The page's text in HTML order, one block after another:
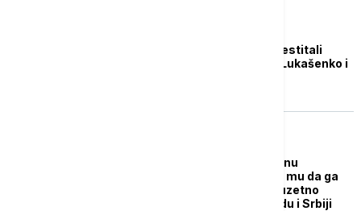
Predsedniku Vučiću čestitali
rođendan i Matarela, Lukašenko i
Vučić čestitao Erdoganu
rođendan: Rekao sam mu da ga
očekujem uskoro u izuzetno
važnoj poseti Beogradu i Srbiji